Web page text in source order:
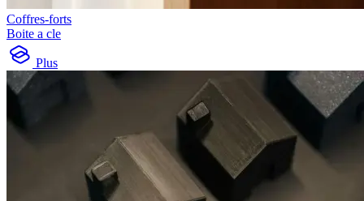
Coffres-forts
Boite a cle
Plus